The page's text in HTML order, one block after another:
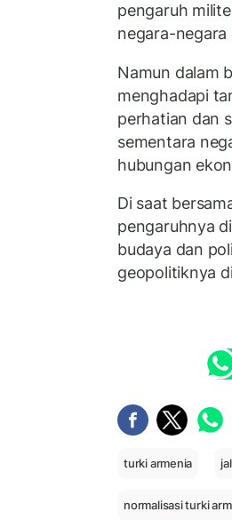
pengaruh
negara-negara
Namun dalam
menghadapi
perhatian dan
sementara
hubungan
Di saat
pengaruhnya
budaya dan
geopolitiknya
turki armenia
normalisasi turki